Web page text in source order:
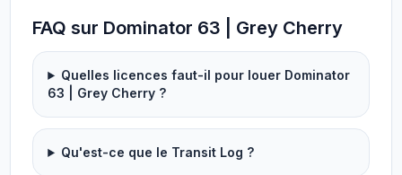
FAQ sur Dominator 63 | Grey Cherry
Quelles licences faut-il pour louer Dominator
63 | Grey Cherry ?
Qu'est-ce que le Transit Log ?